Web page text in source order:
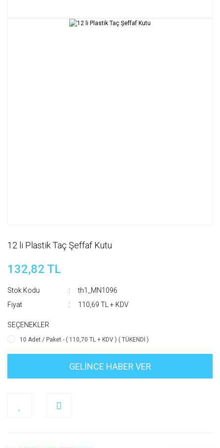
12 li Plastik Taç Şeffaf Kutu
132,82 TL
Stok Kodu
th1_MN1096
Fiyat
110,69 TL + KDV
SEÇENEKLER
10 Adet / Paket - ( 110,70 TL + KDV ) ( TÜKENDİ )
GELİNCE HABER VER